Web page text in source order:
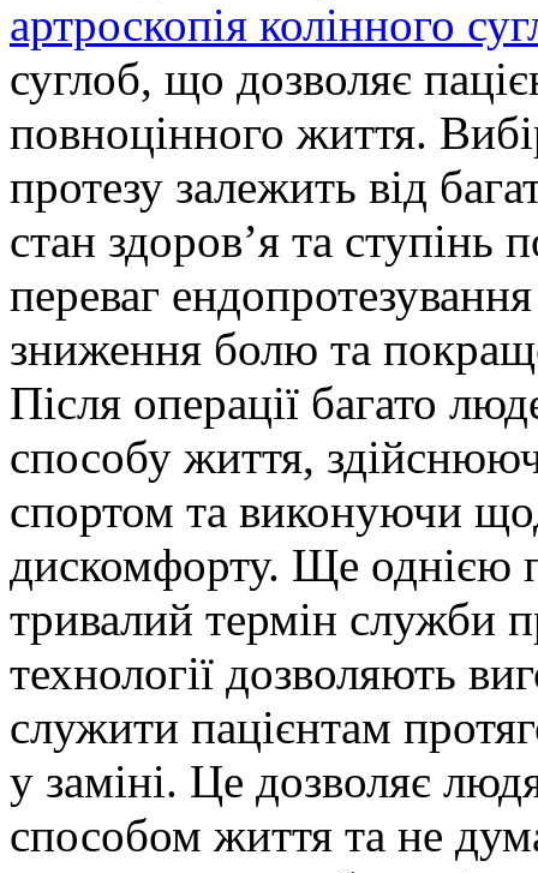
артроскопія колінного
суглоб, що дозволяє
повноцінного життя.
протезу залежить від
стан здоров’я та
переваг
зниження болю та
Після операції багато
способу життя,
спортом та виконуючи
дискомфорту. Ще однією
тривалий термін служби
технології дозволяють
служити пацієнтам
у заміні. Це дозволяє
способом життя та не